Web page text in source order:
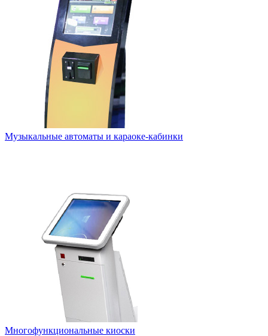
Музыкальные автоматы и караоке-кабинки
Многофункциональные киоски